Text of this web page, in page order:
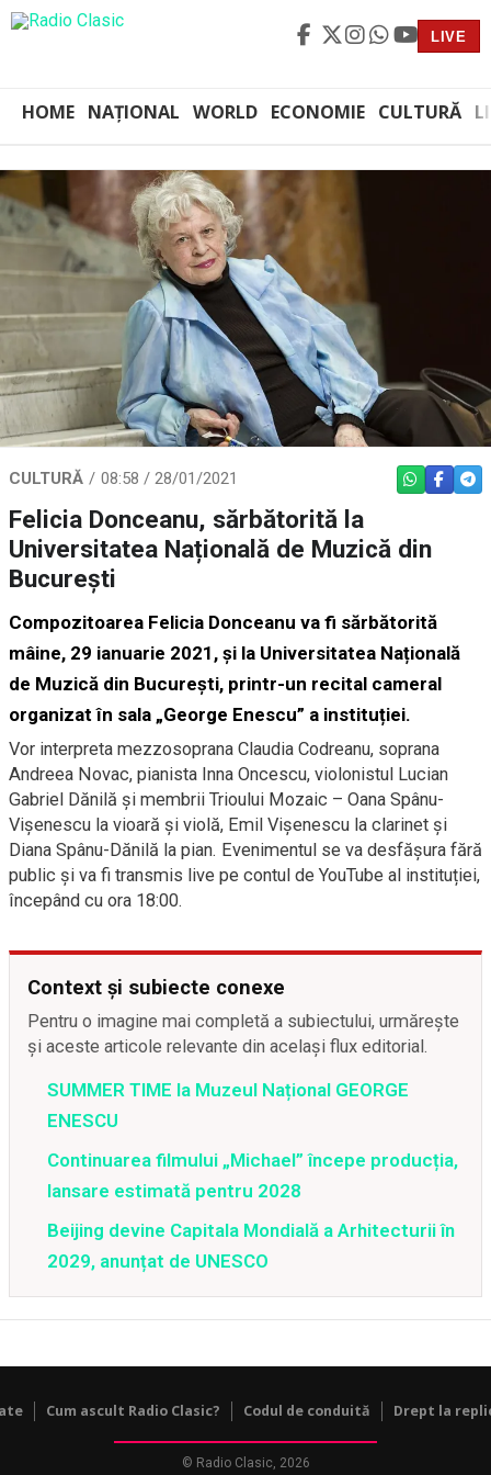
LIVE
HOME NAȚIONAL WORLD ECONOMIE CULTURĂ
CULTURĂ 08:58 / 28/01/2021 WHATSAPP
Felicia Donceanu, sărbătorită la
Universitatea Națională de Muzică din
București
Compozitoarea Felicia Donceanu va fi sărbătorită
mâine, 29 ianuarie 2021, și la Universitatea Națională
de Muzică din București, printr-un recital cameral
organizat în sala „George Enescu” a instituției.
Vor interpreta mezzosoprana Claudia Codreanu, soprana
Andreea Novac, pianista Inna Oncescu, violonistul Lucian
Gabriel Dănilă și membrii Trioului Mozaic – Oana Spânu-
Vișenescu la vioară și violă, Emil Vișenescu la clarinet și
Diana Spânu-Dănilă la pian. Evenimentul se va desfășura fără
public și va fi transmis live pe contul de YouTube al instituției,
începând cu ora 18:00.
Context și subiecte conexe
Pentru o imagine mai completă a subiectului, urmărește
și aceste articole relevante din același flux editorial.
SUMMER TIME la Muzeul Național GEORGE
ENESCU
Continuarea filmului „Michael” începe producția,
lansare estimată pentru 2028
Beijing devine Capitala Mondială a Arhitecturii în
2029, anunțat de UNESCO
Cum ascult Radio Clasic? Codul de conduită Drept la
© Radio Clasic, 2026